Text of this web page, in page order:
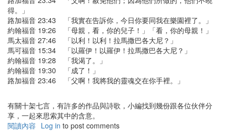
得。」
路加福音 23:43 「我實在告訴你，今日你要同我在樂園裡了。」
約翰福音 19:26 「母親，看，你的兒子！」「看，你的母親！」
馬太福音 27:46 「以利！以利！拉馬撒巴各大尼？」
馬可福音 15:34 「以羅伊！以羅伊！拉馬撒巴各大尼？」
約翰福音 19:28 「我渴了。」
約翰福音 19:30 「成了！」
路加福音 23:46 「父啊！我將我的靈魂交在你手裡。」
有關十架七言，有許多的作品與詩歌，小編找到幾份跟各位伙伴分
享，一起來思索其中的含意。
閱讀內容 有Log in to post comments